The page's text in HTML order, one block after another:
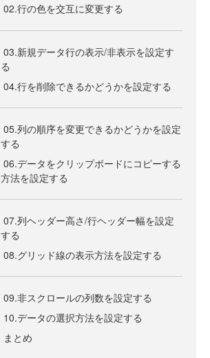
02.行の色を交互に変更する
03.新規データ行の表示/非表示を設定す
る
04.行を削除できるかどうかを設定する
05.列の順序を変更できるかどうかを設定
する
06.データをクリップボードにコピーする
方法を設定する
07.列ヘッダー高さ/行ヘッダー幅を設定
する
08.グリッド線の表示方法を設定する
09.非スクロールの列数を設定する
10.データの選択方法を設定する
まとめ